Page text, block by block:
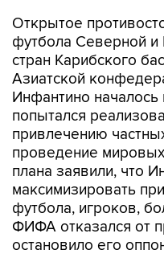
Открытое
футбола Северной
стран Карибского
Азиатской
Инфантино
попытался
привлечению
проведение
плана заявили, что
максимизировать
футбола, игроков,
ФИФА отказался от
остановило его